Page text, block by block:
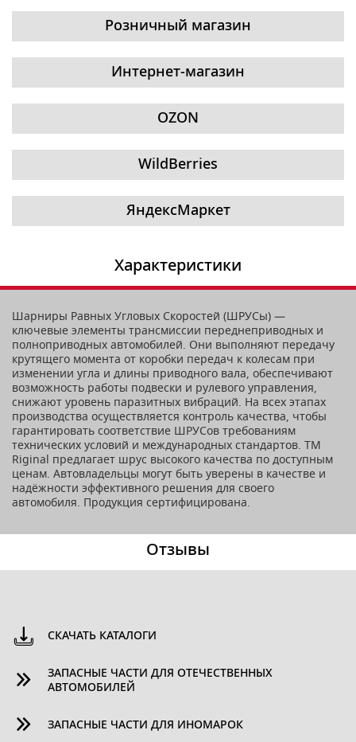
Розничный магазин
Интернет-магазин
OZON
WildBerries
ЯндексМаркет
Характеристики
Шарниры Равных Угловых Скоростей (ШРУСы) —
ключевые элементы трансмиссии переднеприводных и
полноприводных автомобилей. Они выполняют передачу
крутящего момента от коробки передач к колесам при
изменении угла и длины приводного вала, обеспечивают
возможность работы подвески и рулевого управления,
снижают уровень паразитных вибраций. На всех этапах
производства осуществляется контроль качества, чтобы
гарантировать соответствие ШРУСов требованиям
технических условий и международных стандартов. ТМ
Riginal предлагает шрус высокого качества по доступным
ценам. Автовладельцы могут быть уверены в качестве и
надёжности эффективного решения для своего
автомобиля. Продукция сертифицирована.
Отзывы
СКАЧАТЬ КАТАЛОГИ
ЗАПАСНЫЕ ЧАСТИ ДЛЯ ОТЕЧЕСТВЕННЫХ
АВТОМОБИЛЕЙ
ЗАПАСНЫЕ ЧАСТИ ДЛЯ ИНОМАРОК